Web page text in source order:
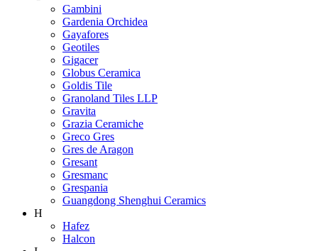
Gambini
Gardenia Orchidea
Gayafores
Geotiles
Gigacer
Globus Ceramica
Goldis Tile
Granoland Tiles LLP
Gravita
Grazia Ceramiche
Greco Gres
Gres de Aragon
Gresant
Gresmanc
Grespania
Guangdong Shenghui Ceramics
H
Hafez
Halcon